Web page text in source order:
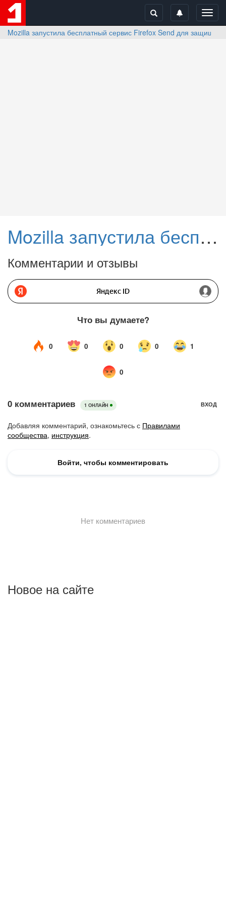
Mozilla запустила бесплатный сервис Firefox Send для
Mozilla запустила бесплатный сервис Firefox Send для защищенного обмена файлами
Комментарии и отзывы
Новое на сайте